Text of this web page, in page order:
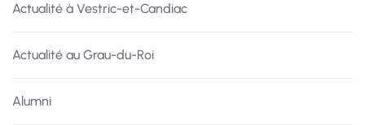
Actualité à Vestric-et-Candiac
Actualité au Grau-du-Roi
Alumni